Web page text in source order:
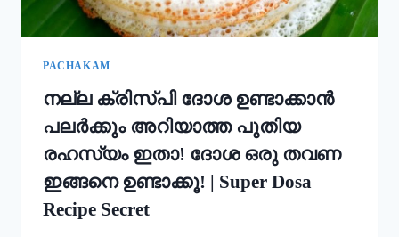
കറി
റെഡി!!
CURRY
RECIPE
PACHAKAM
നല്ല ക്രിസ്‌പി ദോശ ഉണ്ടാക്കാൻ
പലർക്കും അറിയാത്ത പുതിയ
രഹസ്യം ഇതാ! ദോശ ഒരു തവണ
ഇങ്ങനെ ഉണ്ടാക്കൂ! | Super Dosa
Recipe Secret